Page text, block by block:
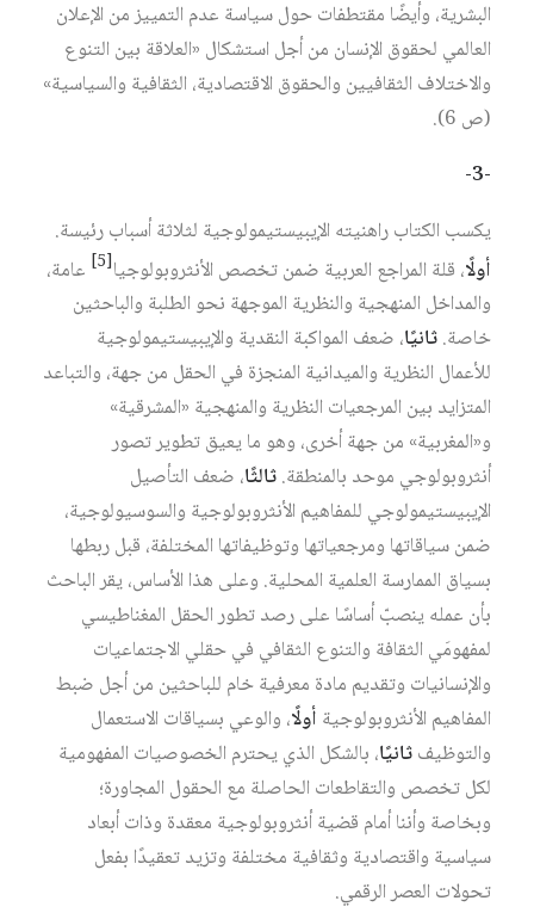
البشرية، وأيضًا مقتطفات حول سياسة عدم التمييز من الإعلان
العالمي لحقوق الإنسان من أجل استشكال «العلاقة بين التنوع
والاختلاف الثقافيين والحقوق الاقتصادية، الثقافية والسياسية»
(ص 6).
-3-
يكسب الكتاب راهنيته الإيبيستيمولوجية لثلاثة أسباب رئيسة.
أولًا، قلة المراجع العربية ضمن تخصص الأنثروبولوجيا[5]
عامة،
والمداخل المنهجية والنظرية الموجهة نحو الطلبة والباحثين
خاصة.ثانيًا، ضعف المواكبة النقدية والإيبيستيمولوجية
للأعمال النظرية والميدانية المنجزة في الحقل من جهة، والتباعد
المتزايد بين المرجعيات النظرية والمنهجية «المشرقية»
و«المغربية» من جهة أخرى، وهو ما يعيق تطوير تصور
أنثروبولوجي موحد بالمنطقة.ثالثًا، ضعف التأصيل
الإيبيستيمولوجي للمفاهيم الأنثروبولوجية والسوسيولوجية،
ضمن سياقاتها ومرجعياتها وتوظيفاتها المختلفة، قبل ربطها
بسياق الممارسة العلمية المحلية. وعلى هذا الأساس، يقر الباحث
بأن عمله ينصبّ أساسًا على رصد تطور الحقل المغناطيسي
لمفهومَي الثقافة والتنوع الثقافي في حقلي الاجتماعيات
والإنسانيات وتقديم مادة معرفية خام للباحثين من أجل ضبط
المفاهيم الأنثروبولوجية أولًا، والوعي بسياقات الاستعمال
والتوظيفثانيًا، بالشكل الذي يحترم الخصوصيات المفهومية
لكل تخصص والتقاطعات الحاصلة مع الحقول المجاورة؛
وبخاصة وأننا أمام قضية أنثروبولوجية معقدة وذات أبعاد
سياسية واقتصادية وثقافية مختلفة وتزيد تعقيدًا بفعل
تحولات العصر الرقمي.